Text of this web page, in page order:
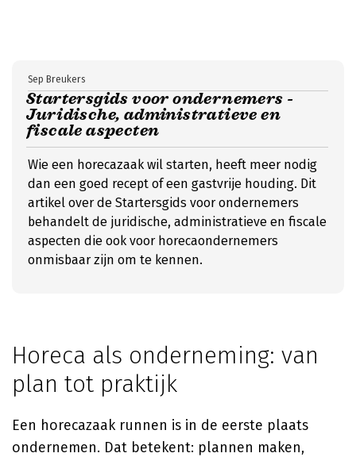
Startersgids voor ondernemers -
Juridische, administratieve en
fiscale aspecten
Sep Breukers
Wie een horecazaak wil starten, heeft meer nodig
dan een goed recept of een gastvrije houding. Dit
artikel over de Startersgids voor ondernemers
behandelt de juridische, administratieve en fiscale
aspecten die ook voor horecaondernemers
onmisbaar zijn om te kennen.
Horeca als onderneming: van
plan tot praktijk
Een horecazaak runnen is in de eerste plaats
ondernemen. Dat betekent: plannen maken,